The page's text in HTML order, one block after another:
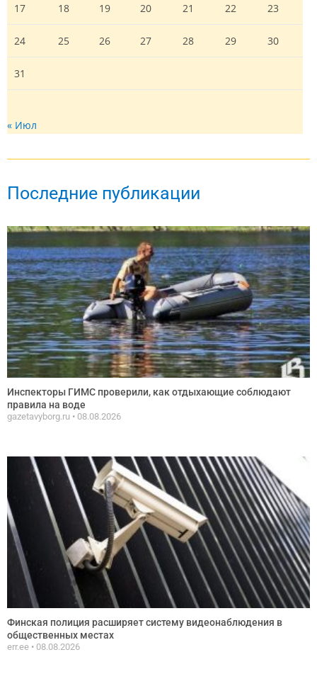
17 18 19 20 21 22 23
24 25 26 27 28 29 30
31
« Июл
Последние публикации
Инспекторы ГИМС проверили, как отдыхающие соблюдают
правила на воде
gazetavyborg.ru 08.08.2026
Финская полиция расширяет систему видеонаблюдения в
общественных местах
err.ee 08.08.2026